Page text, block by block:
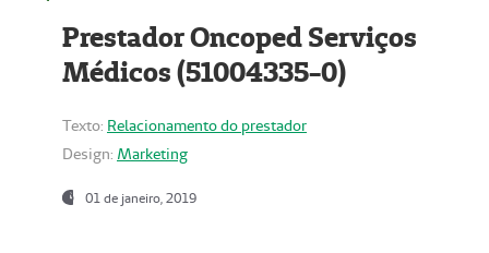
Prestador Oncoped Serviços
Médicos (51004335-0)
Texto: Relacionamento do prestador
Design: Marketing
01 de janeiro, 2019